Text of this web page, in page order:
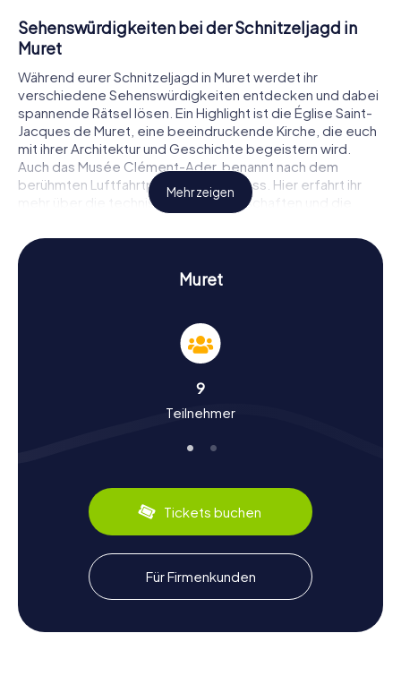
Sehenswürdigkeiten bei der Schnitzeljagd in
Muret
Während eurer Schnitzeljagd in Muret werdet ihr
verschiedene Sehenswürdigkeiten entdecken und dabei
spannende Rätsel lösen. Ein Highlight ist die Église Saint-
Jacques de Muret, eine beeindruckende Kirche, die euch
mit ihrer Architektur und Geschichte begeistern wird.
Auch das Musée Clément-Ader, benannt nach dem
berühmten Luftfahrtpionier, ist ein Muss. Hier erfahrt ihr
mehr über die technischen Errungenschaften und die
Clément-Ader bietet euch nicht nur eine grüne Oase der
Ruhe, sondern auch interessante Informationen über die
Flora und Fauna der Region. Jede Station eurer
Schnitzeljagd in Muret hält neue Überraschungen und
Geschichte und Kultur bei der Schnitzeljagd in
Bei unseren Schnitzeljagden in Muret erfahrt ihr mehr über
die reiche Geschichte und Kultur der Stadt. Wusstet ihr,
Rolle spielte? Die Stadt war Schauplatz der berühmten
der Geschichte der Region darstellte. Ihr werdet während
der Schnitzeljagd interessante Fakten über historische
Persönlichkeiten wie Clément Ader, den Luftfahrtpionier,
und Vincent Auriol, den ehemaligen Präsidenten
Frankreichs, kennenlernen. Auch die kulinarischen
Spezialitäten der Region kommen nicht zu kurz. Probiert
unbedingt die lokalen Köstlichkeiten, die euch während
eurer Entdeckungstour begegnen werden.
Mehr zeigen
Muret
9
Teilnehmer
Tickets buchen
Für Firmenkunden